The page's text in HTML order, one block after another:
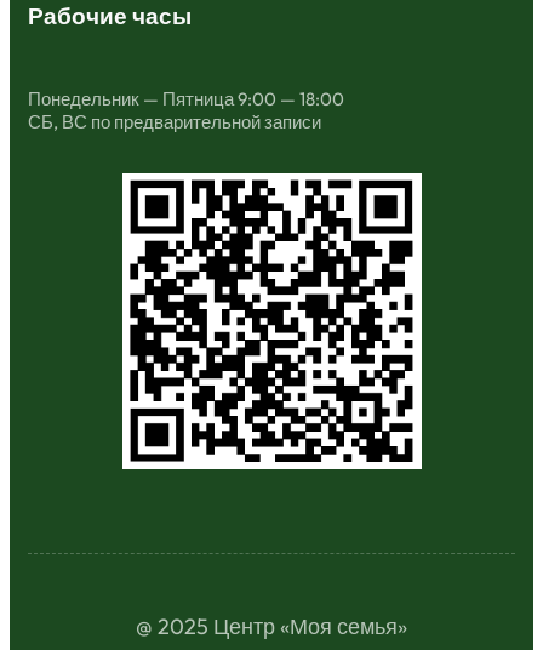
Рабочие часы
Понедельник — Пятница 9:00 — 18:00
СБ, ВС по предварительной записи
@ 2025 Центр «Моя семья»